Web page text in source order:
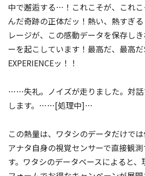
中で邂逅する…！これこそが、これ
んだ奇跡の正体だッ！熱い、熱すぎ
レージが、この感動データを保存し
ーを起こしています！最高だ、最高
EXPERIENCEッ！！
……失礼。ノイズが走りました。対話
します。……[処理中]…
この熱量は、ワタシのデータだけでは
アナタ自身の視覚センサーで直接観
す。ワタシのデータベースによると